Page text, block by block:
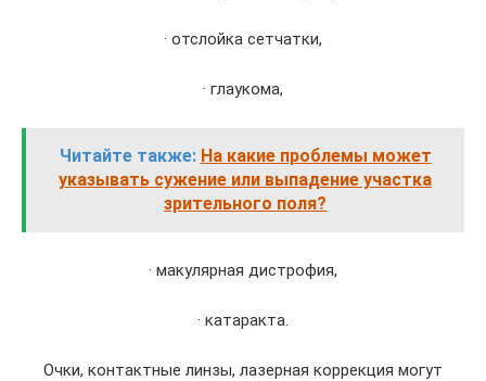
· отслойка сетчатки,
· глаукома,
Читайте также: На какие проблемы может
указывать сужение или выпадение участка
зрительного поля?
· макулярная дистрофия,
· катаракта.
Очки, контактные линзы, лазерная коррекция могут